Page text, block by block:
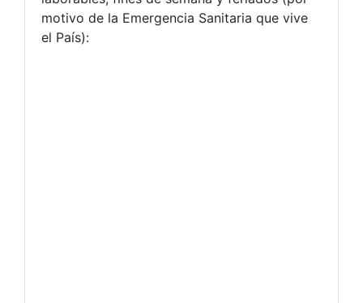
motivo de la Emergencia Sanitaria que vive
el País):